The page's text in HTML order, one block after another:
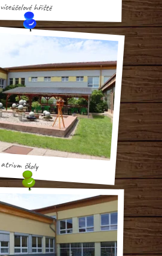
víceúčelové hřiště
atrium školy